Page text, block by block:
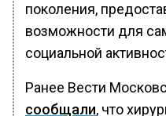
поколения,
возможности для
социальной
Ранее Вести
сообщали, что